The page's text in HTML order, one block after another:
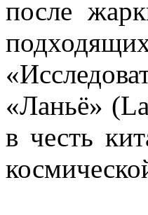
после
«Ланьё»
в честь